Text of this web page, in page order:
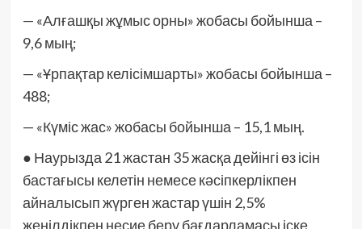
— «Алғашқы жұмыс орны» жобасы бойынша –
9,6 мың;
— «Ұрпақтар келісімшарты» жобасы бойынша –
488;
— «Күміс жас» жобасы бойынша – 15,1 мың.
● Наурызда 21 жастан 35 жасқа дейінгі өз ісін
бастағысы келетін немесе кәсіпкерлікпен
айналысып жүрген жастар үшін 2,5%
жеңілдікпен несие беру бағдарламасы іске